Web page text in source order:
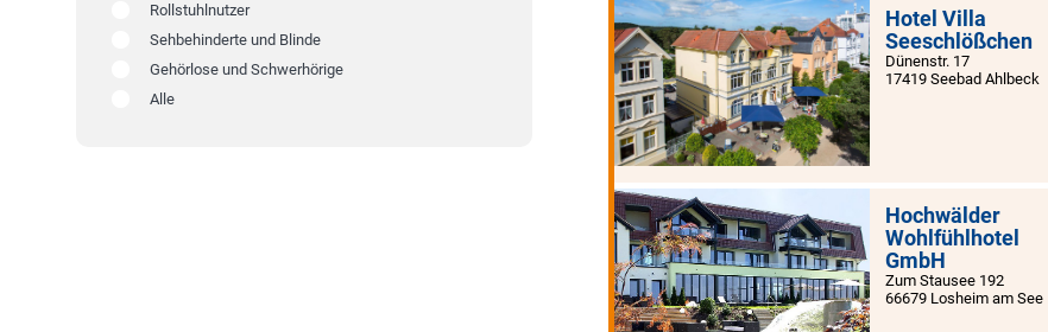
Hotel Villa
Seeschlößchen
Dünenstr. 17
17419 Seebad Ahlbeck
Hochwälder
Wohlfühlhotel
GmbH
Zum Stausee 192
66679 Losheim am See
Rollstuhlnutzer
Sehbehinderte und Blinde
Gehörlose und Schwerhörige
Alle